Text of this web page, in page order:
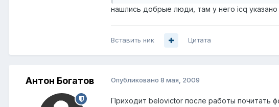
нашлись добрые люди, там у него icq указано
Вставить ник Цитата
Антон Богатов Опубликовано 8 мая, 2009
Приходит belovictor после работы почитать